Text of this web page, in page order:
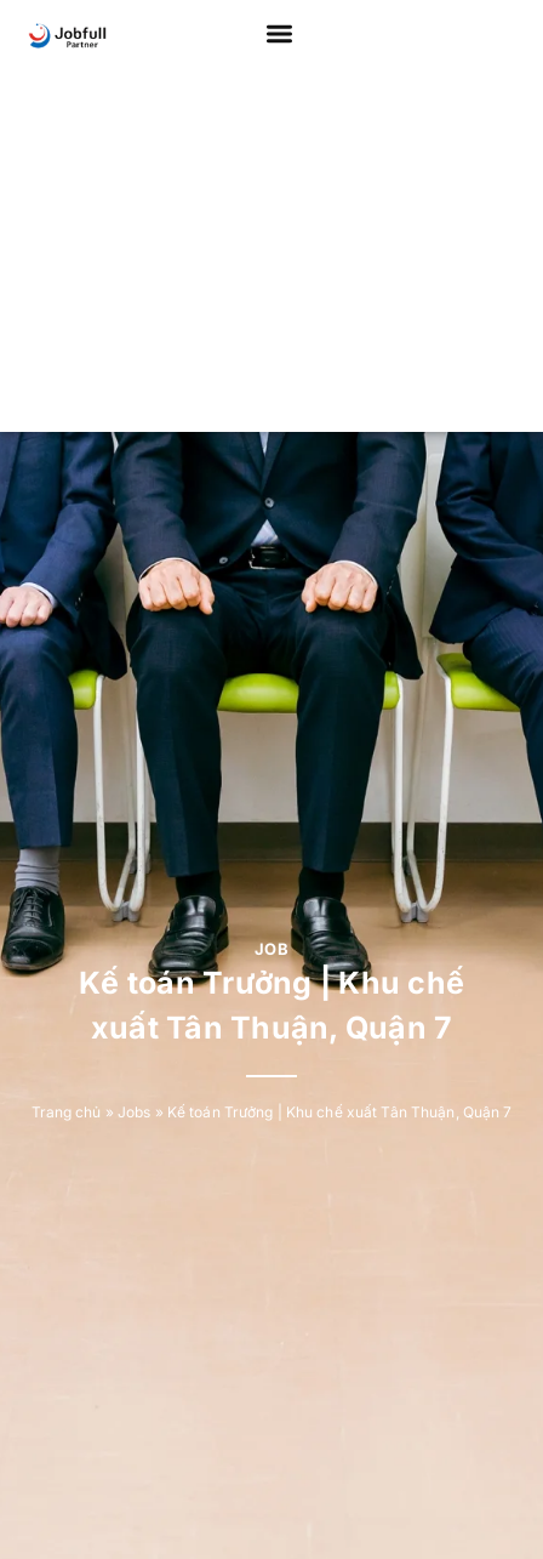
JOB
Kế toán Trưởng | Khu chế
xuất Tân Thuận, Quận 7
Trang chủ » Jobs » Kế toán Trưởng | Khu chế xuất Tân Thuận, Quận 7